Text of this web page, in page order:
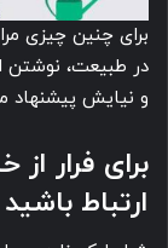
برای چنین چیزی
در طبیعت، نوشتن
و نیایش پیشنهاد
برای فرار
ارتباط باشید